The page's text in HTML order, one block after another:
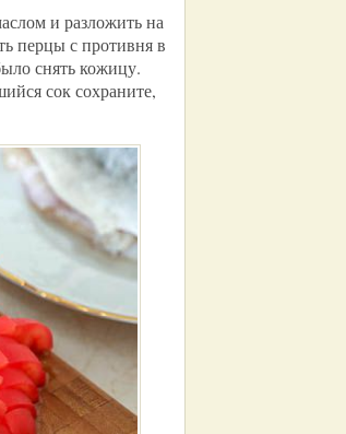
и разложить на
перцы с противня в
снять кожицу.
сок сохраните,